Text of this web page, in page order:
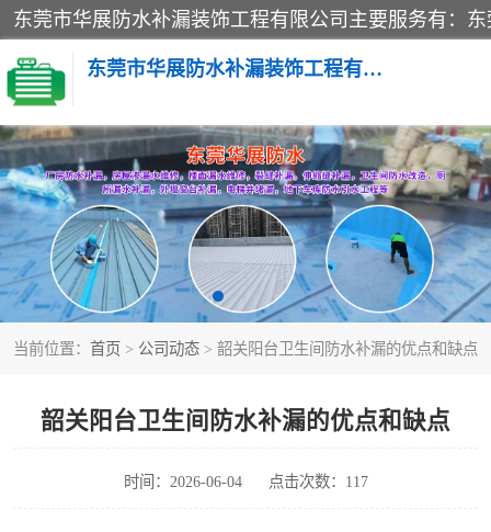
东莞市华展防水补漏装饰工程有限公司
当前位置： 首页 > 公司动态 > 韶关阳台卫生间防水补漏的优点和缺点
韶关阳台卫生间防水补漏的优点和缺点
时间：2026-06-04 点击次数：117
楼面防水补漏
阳台卫生间防水补漏
金属房搭建及补漏